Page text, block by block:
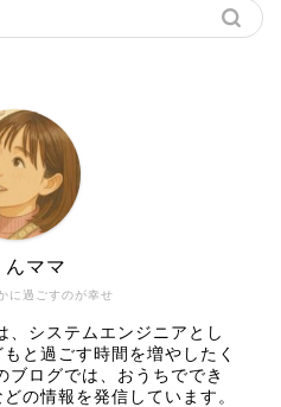
に過ごすのが幸せ
んママ
、システムエンジニアとし
と過ごす時間を増やしたく
ブログでは、おうちででき
の情報を発信しています。